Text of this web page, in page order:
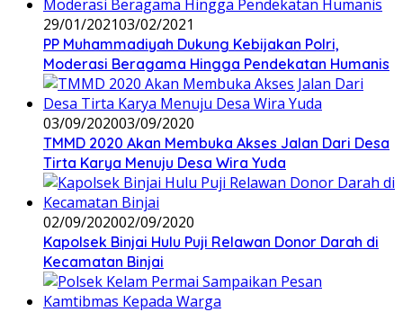
29/01/202103/02/2021
PP Muhammadiyah Dukung Kebijakan Polri,
Moderasi Beragama Hingga Pendekatan Humanis
03/09/202003/09/2020
TMMD 2020 Akan Membuka Akses Jalan Dari Desa
Tirta Karya Menuju Desa Wira Yuda
02/09/202002/09/2020
Kapolsek Binjai Hulu Puji Relawan Donor Darah di
Kecamatan Binjai